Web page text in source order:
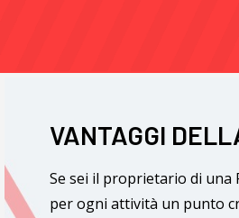
VANTAGGI
Se sei il proprietario di una
per ogni attività un punto